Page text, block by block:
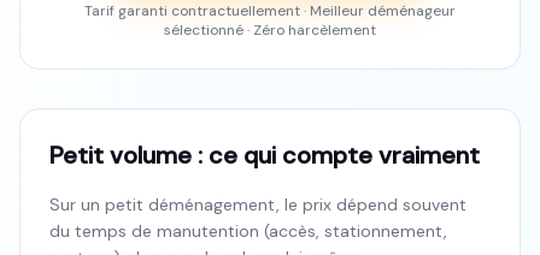
Tarif garanti contractuellement · Meilleur déménageur
sélectionné · Zéro harcèlement
Petit volume : ce qui compte vraiment
Sur un petit déménagement, le prix dépend souvent
du temps de manutention (accès, stationnement,